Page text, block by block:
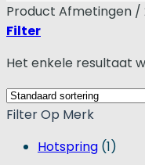
Product Afmetingen /
Filter
Het enkele resultaat
Filter Op Merk
Hotspring (1)